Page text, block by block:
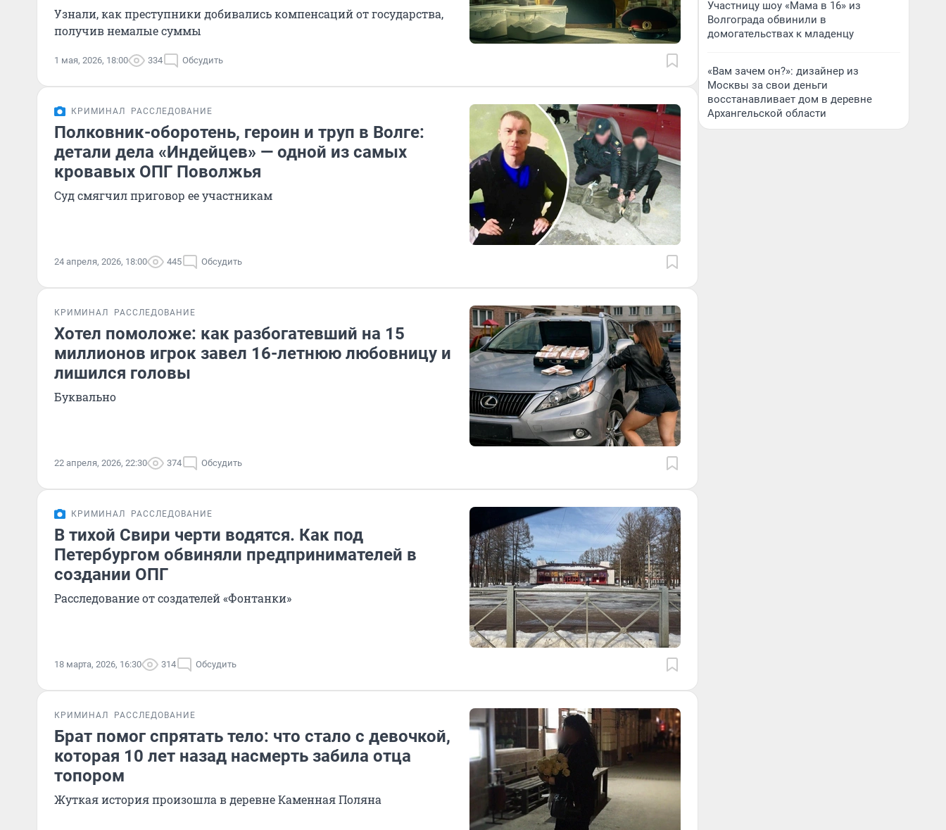
Узнали, как преступники добивались компенсаций от государства,
получив немалые суммы
1 мая, 2026, 18:00 334 Обсудить
КРИМИНАЛ РАССЛЕДОВАНИЕ
Полковник-оборотень, героин и труп в Волге:
детали дела «Индейцев» — одной из самых
кровавых ОПГ Поволжья
Суд смягчил приговор ее участникам
24 апреля, 2026, 18:00 445 Обсудить
КРИМИНАЛ РАССЛЕДОВАНИЕ
Хотел помоложе: как разбогатевший на 15
миллионов игрок завел 16-летнюю любовницу и
лишился головы
Буквально
22 апреля, 2026, 22:30 374 Обсудить
КРИМИНАЛ РАССЛЕДОВАНИЕ
В тихой Свири черти водятся. Как под
Петербургом обвиняли предпринимателей в
создании ОПГ
Расследование от создателей «Фонтанки»
18 марта, 2026, 16:30 314 Обсудить
КРИМИНАЛ РАССЛЕДОВАНИЕ
Брат помог спрятать тело: что стало с девочкой,
которая 10 лет назад насмерть забила отца
топором
Жуткая история произошла в деревне Каменная Поляна
Участницу шоу «Мама в 16» из
Волгограда обвинили в
домогательствах к младенцу
«Вам зачем он?»: дизайнер из
Москвы за свои деньги
восстанавливает дом в деревне
Архангельской области